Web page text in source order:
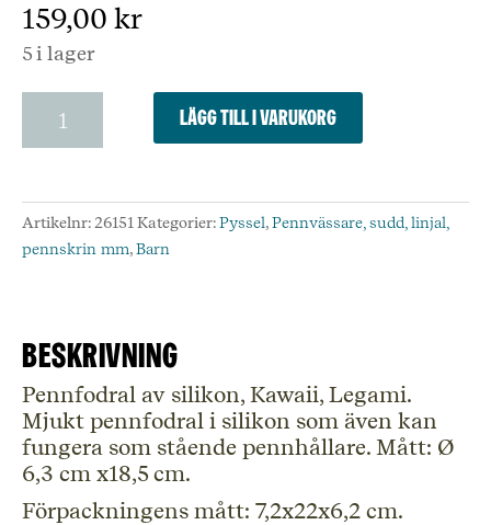
159,00 kr
5 i lager
kanin
mängd
Lägg till i varukorg
Artikelnr: 26151 Kategorier:Pyssel,Pennvässare, sudd, linjal,
pennskrin mm,Barn
Beskrivning
Pennfodral av silikon, Kawaii, Legami.
Mjukt pennfodral i silikon som även kan
fungera som stående pennhållare. Mått: Ø
6,3 cm x18,5 cm.
Förpackningens mått: 7,2x22x6,2 cm.